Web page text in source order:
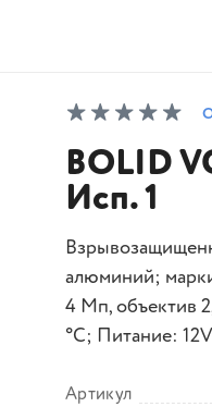
BOLID
Исп. 1
алюминий;
4 Мп, объектив
°C; Питание:
Артикул